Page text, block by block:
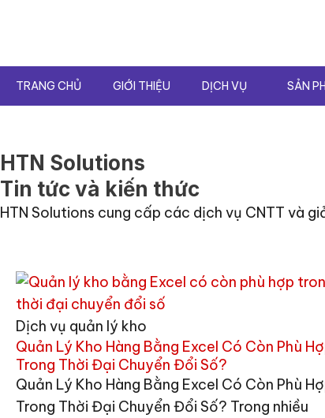
TRANG CHỦ GIỚI THIỆU DỊCH VỤ SẢN
HTN Solutions
Tin tức và kiến thức
HTN Solutions cung cấp các dịch vụ CNTT và
Dịch vụ quản lý kho
Quản Lý Kho Hàng Bằng Excel Có Còn Phù
Trong Thời Đại Chuyển Đổi Số?
Quản Lý Kho Hàng Bằng Excel Có Còn Phù
Trong Thời Đại Chuyển Đổi Số? Trong nhiều